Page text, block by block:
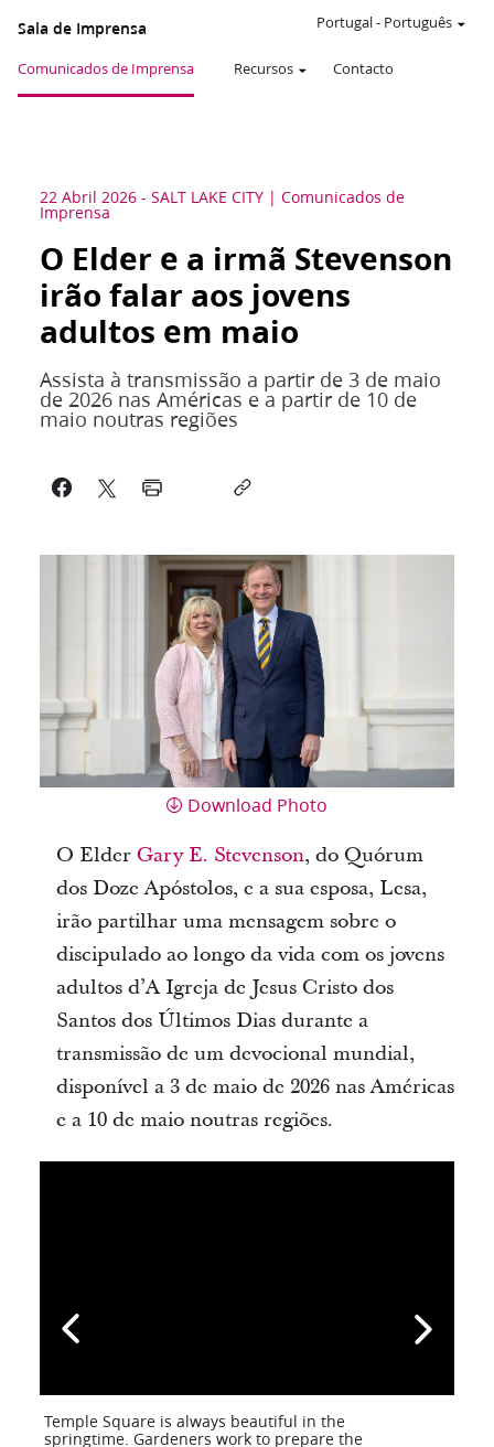
Sala de Imprensa
Comunicados de Imprensa Recursos Contacto
Portugal- Português
22 Abril 2026 - SALT LAKE CITY Comunicados de
Imprensa
O Elder e a irmã Stevenson
irão falar aos jovens
adultos em maio
Assista à transmissão a partir de 3 de maio
de 2026 nas Américas e a partir de 10 de
maio noutras regiões
Download Photo
O Elder Gary E. Stevenson, do Quórum
dos Doze Apóstolos, e a sua esposa, Lesa,
irão partilhar uma mensagem sobre o
discipulado ao longo da vida com os jovens
adultos d’A Igreja de Jesus Cristo dos
Santos dos Últimos Dias durante a
transmissão de um devocional mundial,
disponível a 3 de maio de 2026 nas Américas
e a 10 de maio noutras regiões.
Temple Square is always beautiful in the
springtime. Gardeners work to prepare the